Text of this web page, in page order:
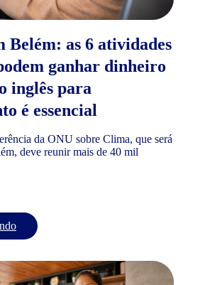
Belém: as 6 atividades
ganhar dinheiro
inglês para
é essencial
da ONU sobre Clima, que será
deve reunir mais de 40 mil